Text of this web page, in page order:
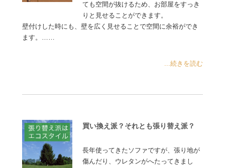
ても空間が抜けるため、お部屋をすっき
りと見せることができます。
壁付けした時にも、壁を広く見せることで空間に余裕ができ
ます。……
...続きを読む
買い換え派？それとも張り替え派？
長年使ってきたソファですが、張り地が
傷んだり、ウレタンがへたってきまし